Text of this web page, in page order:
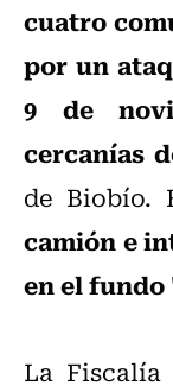
cuatro
por un
9 de
cercanías
de Biobío.
camión e
en el fundo
La